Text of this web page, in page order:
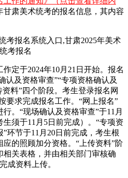
甘肃美术统考的报名信息，其内容
定于2024年10月21日开始。报名
认及资格审查”“专项资格确认及
料”四个阶段。考生登录报名网
要求完成报名工作。“网上报名”
。“现场确认及资格审查”于11月
须于11月5日前完成）。“专项资
环节于11月20日前完成，考生根
的照顾加分资格。“上传资料”阶
关表格，并由相关部门审核确
成资料上传。